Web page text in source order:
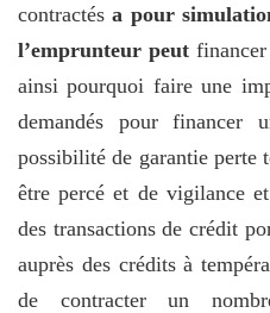
contractésa pour
l’emprunteur peut
ainsi pourquoi faire une
demandés pour financer
possibilité de garantie perte
être percé et de vigilance
des transactions de crédit
auprès des crédits à
de contracter un